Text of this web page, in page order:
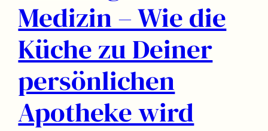
Medizin – Wie die
Küche zu Deiner
persönlichen
Apotheke wird